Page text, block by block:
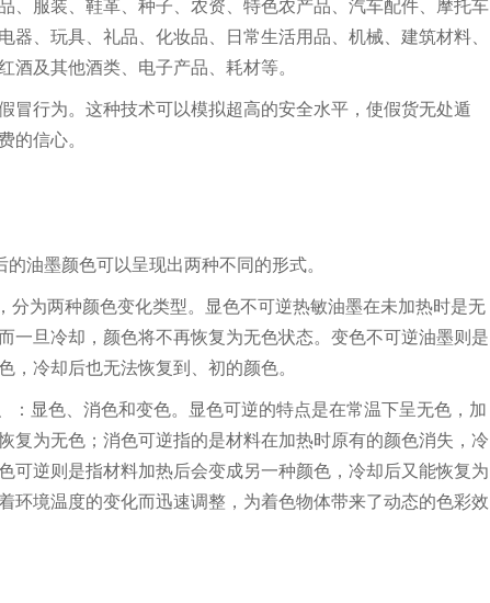
、服装、鞋革、种子、农资、特色农产品、汽车配件、摩托车
器、玩具、礼品、化妆品、日常生活用品、机械、建筑材料、
酒及其他酒类、电子产品、耗材等。
冒行为。这种技术可以模拟超高的安全水平，使假货无处遁
的信心。
油墨颜色可以呈现出两种不同的形式。
分为两种颜色变化类型。显色不可逆热敏油墨在未加热时是无
一旦冷却，颜色将不再恢复为无色状态。变色不可逆油墨则是
，冷却后也无法恢复到、初的颜色。
：显色、消色和变色。显色可逆的特点是在常温下呈无色，加
复为无色；消色可逆指的是材料在加热时原有的颜色消失，冷
可逆则是指材料加热后会变成另一种颜色，冷却后又能恢复为
环境温度的变化而迅速调整，为着色物体带来了动态的色彩效